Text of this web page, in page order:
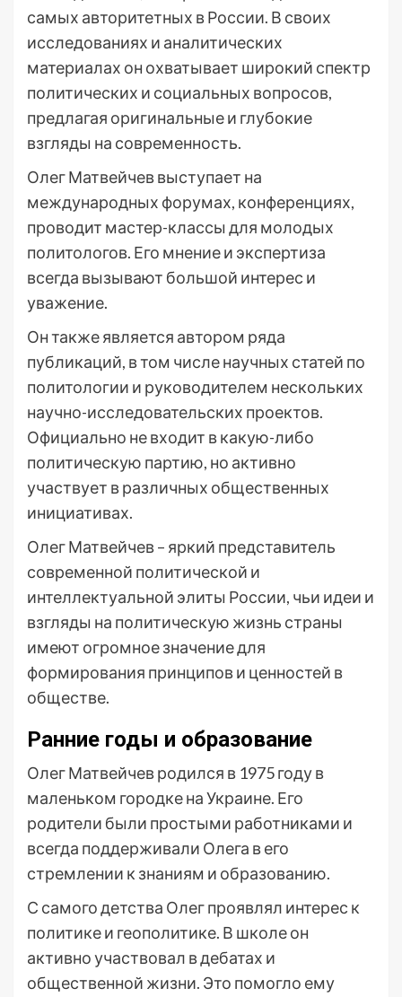
самых авторитетных в России. В своих
исследованиях и аналитических
материалах он охватывает широкий спектр
политических и социальных вопросов,
предлагая оригинальные и глубокие
взгляды на современность.
Олег Матвейчев выступает на
международных форумах, конференциях,
проводит мастер-классы для молодых
политологов. Его мнение и экспертиза
всегда вызывают большой интерес и
уважение.
Он также является автором ряда
публикаций, в том числе научных статей по
политологии и руководителем нескольких
научно-исследовательских проектов.
Официально не входит в какую-либо
политическую партию, но активно
участвует в различных общественных
инициативах.
Олег Матвейчев – яркий представитель
современной политической и
интеллектуальной элиты России, чьи идеи и
взгляды на политическую жизнь страны
имеют огромное значение для
формирования принципов и ценностей в
обществе.
Ранние годы и образование
Олег Матвейчев родился в 1975 году в
маленьком городке на Украине. Его
родители были простыми работниками и
всегда поддерживали Олега в его
стремлении к знаниям и образованию.
С самого детства Олег проявлял интерес к
политике и геополитике. В школе он
активно участвовал в дебатах и
общественной жизни. Это помогло ему